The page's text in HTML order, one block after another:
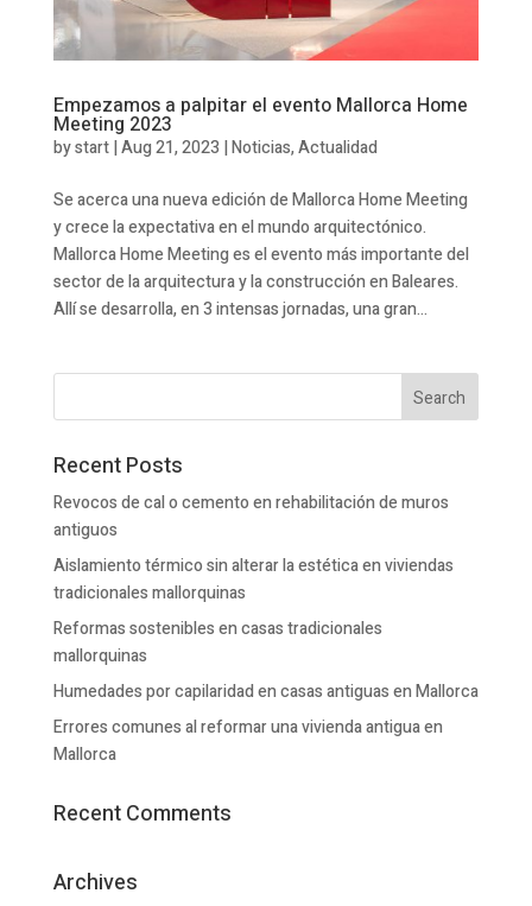
Empezamos a palpitar el evento Mallorca Home
Meeting 2023
bystart|Aug 21, 2023 |Noticias,Actualidad
Se acerca una nueva edición de Mallorca Home Meeting
y crece la expectativa en el mundo arquitectónico.
Mallorca Home Meeting es el evento más importante del
sector de la arquitectura y la construcción en Baleares.
Allí se desarrolla, en 3 intensas jornadas, una gran...
Recent Posts
Revocos de cal o cemento en rehabilitación de muros
antiguos
Aislamiento térmico sin alterar la estética en viviendas
tradicionales mallorquinas
Reformas sostenibles en casas tradicionales
mallorquinas
Humedades por capilaridad en casas antiguas en Mallorca
Errores comunes al reformar una vivienda antigua en
Mallorca
Recent Comments
Archives